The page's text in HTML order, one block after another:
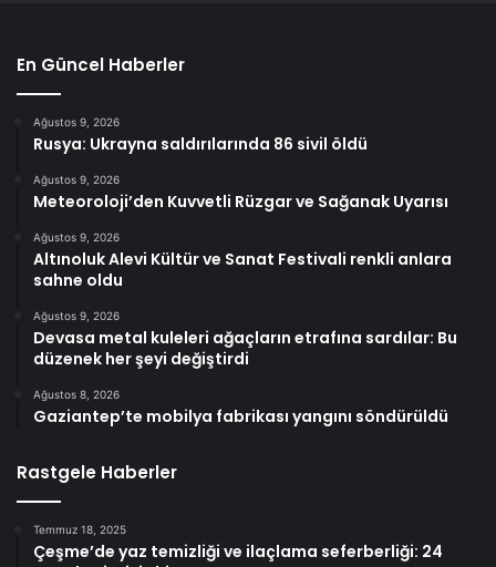
En Güncel Haberler
Ağustos 9, 2026
Rusya: Ukrayna saldırılarında 86 sivil öldü
Ağustos 9, 2026
Meteoroloji’den Kuvvetli Rüzgar ve Sağanak Uyarısı
Ağustos 9, 2026
Altınoluk Alevi Kültür ve Sanat Festivali renkli anlara
sahne oldu
Ağustos 9, 2026
Devasa metal kuleleri ağaçların etrafına sardılar: Bu
düzenek her şeyi değiştirdi
Ağustos 8, 2026
Gaziantep’te mobilya fabrikası yangını söndürüldü
Rastgele Haberler
Temmuz 18, 2025
Çeşme’de yaz temizliği ve ilaçlama seferberliği: 24